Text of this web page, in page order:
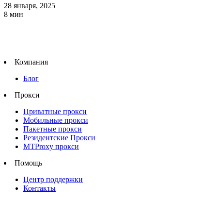
28 января, 2025
8 мин
Компания
Блог
Прокси
Приватные прокси
Мобильные прокси
Пакетные прокси
Резидентские Прокси
MTProxy прокси
Помощь
Центр поддержки
Контакты